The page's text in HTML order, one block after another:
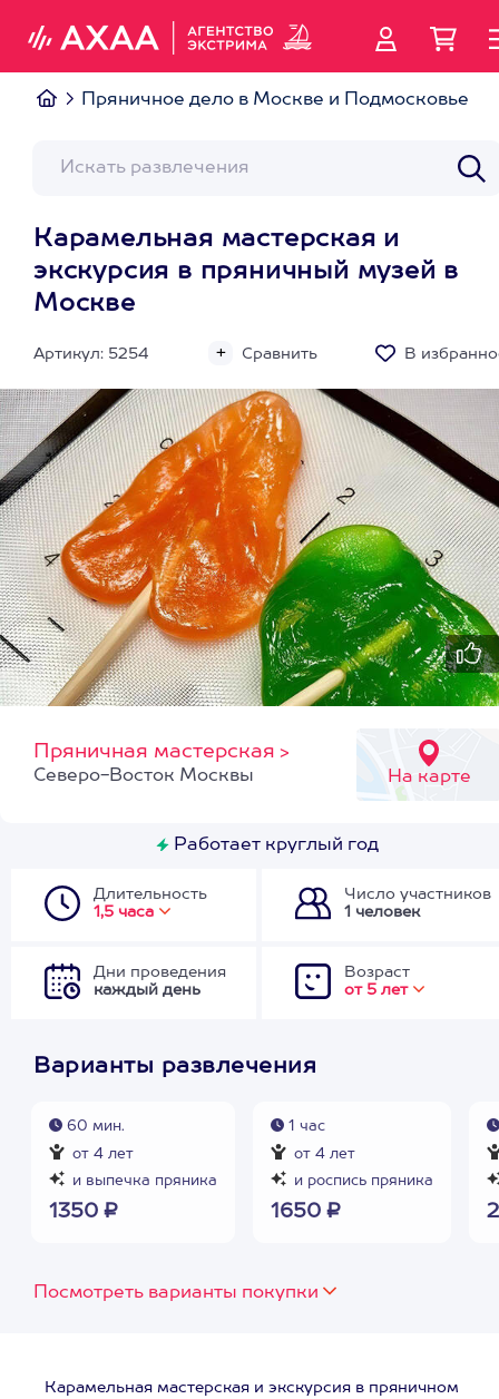
Пряничное дело в Москве и Подмосковье
Карамельная мастерская и
экскурсия в пряничный музей в
Москве
Артикул: 5254 Сравнить В
Пряничная мастерская >
На карте
Северо-Восток Москвы
Работает круглый год
Длительность
1,5 часа
Число участников
1 человек
Дни проведения
каждый день
Возраст
от 5 лет
Варианты развлечения
60 мин.
от 4 лет
и выпечка пряника
1350 ₽
1 час
от 4 лет
и роспись пряника
1650 ₽
Посмотреть варианты покупки
Карамельная мастерская и экскурсия в пряничном